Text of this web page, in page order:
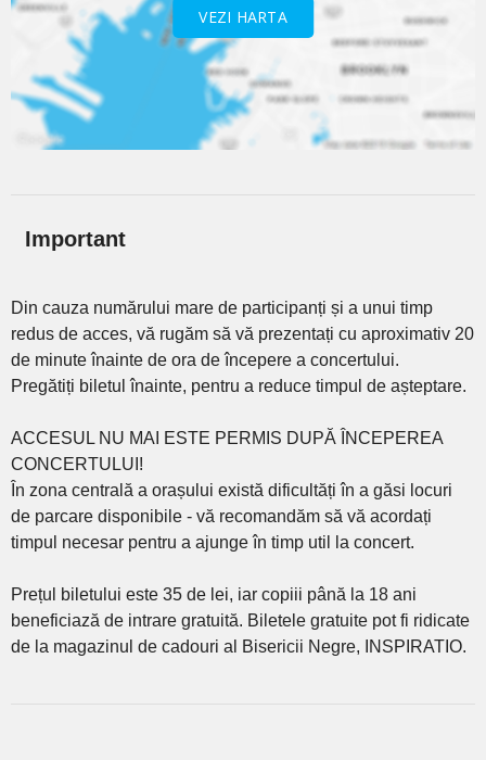
VEZI HARTA
Important
Din cauza numărului mare de participanți și a unui timp
redus de acces, vă rugăm să vă prezentați cu aproximativ 20
de minute înainte de ora de începere a concertului.
Pregătiți biletul înainte, pentru a reduce timpul de așteptare.
ACCESUL NU MAI ESTE PERMIS DUPĂ ÎNCEPEREA
CONCERTULUI!
În zona centrală a orașului există dificultăți în a găsi locuri
de parcare disponibile - vă recomandăm să vă acordați
timpul necesar pentru a ajunge în timp util la concert.
Prețul biletului este 35 de lei, iar copiii până la 18 ani
beneficiază de intrare gratuită. Biletele gratuite pot fi ridicate
de la magazinul de cadouri al Bisericii Negre, INSPIRATIO.